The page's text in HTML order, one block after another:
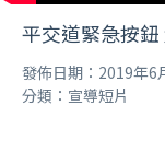
平交道緊急按
發佈日期：2019年6
分類：宣導短片